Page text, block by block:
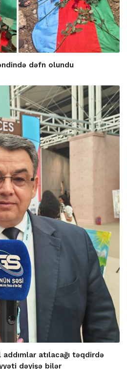
dəfn olundu
atılacağı təqdirdə
dəyişə bilər